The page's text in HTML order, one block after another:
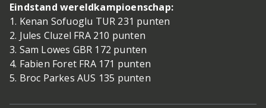
Eindstand wereldkampioenschap:
1. Kenan Sofuoglu TUR 231 punten
2. Jules Cluzel FRA 210 punten
3. Sam Lowes GBR 172 punten
4. Fabien Foret FRA 171 punten
5. Broc Parkes AUS 135 punten